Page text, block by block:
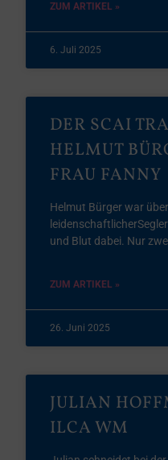
ZUM ARTIKEL »
6. Juli 2025
DER SCAI
HELMUT
FRAU FANNY
Helmut Bürger war
und Blut dabei. Nur
ZUM ARTIKEL »
26. Juni 2025
JULIAN
ILCA WM